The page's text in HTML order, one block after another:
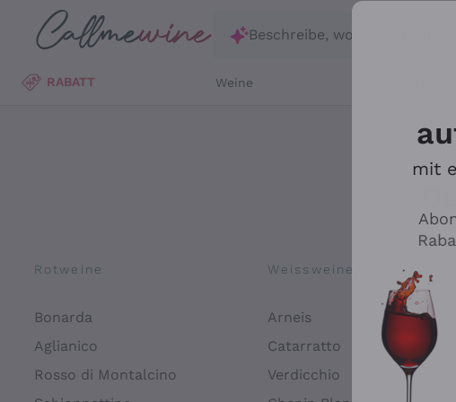
Zum Hauptinhalt springen
Beschreibe, wonach du suchst
RABATT Weine
Rotweine
Bonarda
Aglianico
Rosso di Montalcino
Weissweine
Arneis
Catarratto
Verdicchio
mit